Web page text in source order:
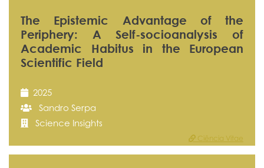
The Epistemic Advantage of the
Periphery: A Self-socioanalysis of
Academic Habitus in the European
Scientific Field
2025
Sandro Serpa
Science Insights
Ciência Vitae